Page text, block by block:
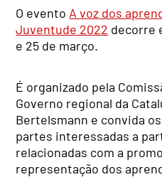
O evento A voz dos
Juventude 2022 decorre
e 25 de março.
É organizado pela
Governo regional da
Bertelsmann e convida
partes interessadas a
relacionadas com a
representação dos